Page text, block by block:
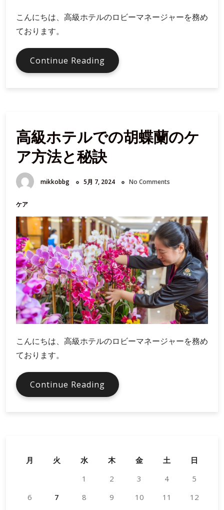
こんにちは、高級ホテルのロビーマネージャーを務め
ております。
Continue Reading
ビ
デ
ザ
イ
に
込
む
胡
蝶
蘭
ア
レ
ン
ジ
メ
ン
ト
高級ホテルでの胡蝶蘭のケ
ア方法と秘訣
mikkobbg 5月 7, 2024 No Comments
ケア
こんにちは、高級ホテルのロビーマネージャーを務め
ております。
Continue Reading
級
の
蝶
月 火 水 木 金 土
日
1
2 3 4
5
6
7 8 9 10 11
12